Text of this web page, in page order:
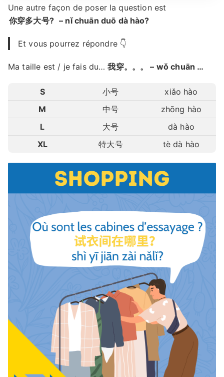
Une autre façon de poser la question est
你穿多大号? – nǐ chuān duō dà hào?
Et vous pourrez répondre 👇
Ma taille est / je fais du…我穿。。。 – wǒ chuān …
S 小号
xiǎo hào
M
中号
zhōng hào
L
大号
dà hào
XL
特大号 tè dà hào